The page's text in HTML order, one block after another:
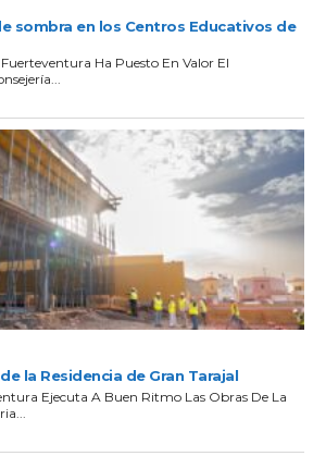
sombra en los Centros Educativos de
Ha Puesto En Valor El
la Residencia de Gran Tarajal
Ejecuta A Buen Ritmo Las Obras De La